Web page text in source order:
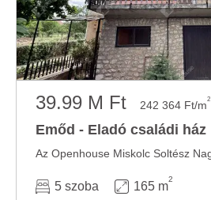
39.99 M Ft 242 364 Ft/m2
Emőd - Eladó családi ház
5 szoba 165 m
2